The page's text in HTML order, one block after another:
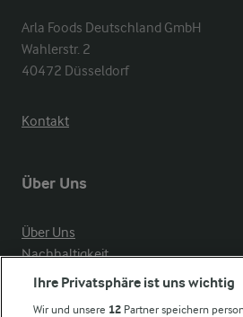
Arla Foods Deutschland GmbH
Wahlerstr. 2
40472 Düsseldorf
Kontakt
Über Uns
Über Uns
Nachhaltigkeit
Compliance
Ihre Privatsphäre ist uns wichtig
Wir und unsere 12 Partner speichern